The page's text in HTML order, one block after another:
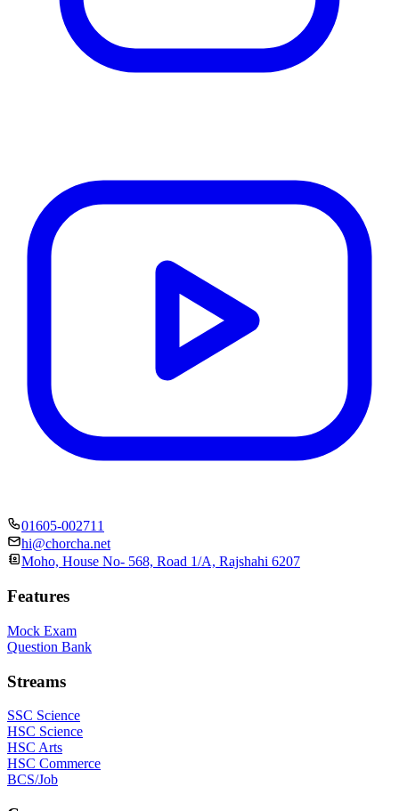
01605-002711
hi@chorcha.net
Moho, House No- 568, Road 1/A, Rajshahi 6207
Features
Mock Exam
Question Bank
Streams
SSC Science
HSC Science
HSC Arts
HSC Commerce
BCS/Job